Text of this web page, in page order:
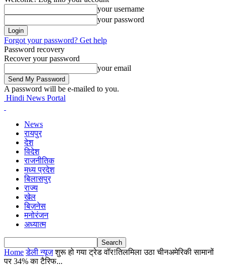
your username
your password
Forgot your password? Get help
Password recovery
Recover your password
your email
A password will be e-mailed to you.
Hindi News Portal
News
रायपुर
देश
विदेश
राजनीतिक
मध्य प्रदेश
बिलासपुर
राज्य
खेल
बिज़नेस
मनोरंजन
अध्यात्म
Home डेली न्यूज़ शुरू हो गया ट्रेड वॉर!तिलमिला उठा चीनअमेरिकी सामानों
पर 34% का टैरिफ...